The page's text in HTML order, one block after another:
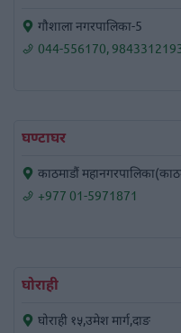
गौशाला नगरपालिका-5
044-556170,
घण्टाघर
काठमाडौं
+977 01-5971871
घोराही
घोराही १५,उमेश मार्ग,दाङ